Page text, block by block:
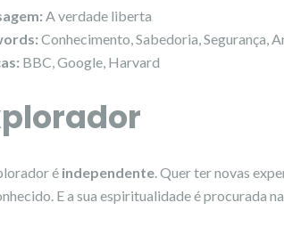
A verdade liberta
Conhecimento, Sabedoria, Segurança,
BBC, Google, Harvard
é independente. Quer ter novas
E a sua espiritualidade é procurada na